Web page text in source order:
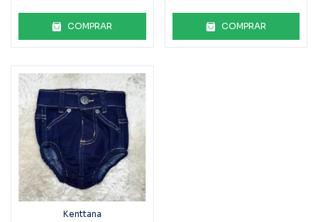
COMPRAR COMPRAR
Kenttana